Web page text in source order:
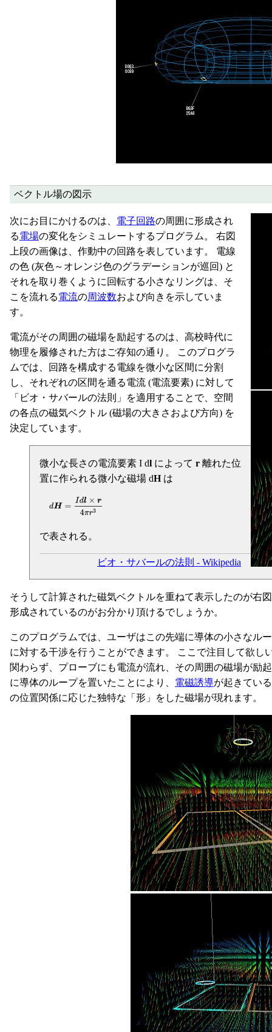
ベクトル場の図示
次にお目にかけるのは、 電子回路の周囲に形成され
る電場の変化をシミュレートするプログラム。 右図
上段の画像は、作動中の回路を表しています。 電線
の色 (灰色～オレンジ色のグラデーションが巡回) と
それを取り巻くように回転する小さなリングは、そ
こを流れる電流の周波数および向きを示していま
す。
電流がその周囲の磁場を励起するのは、高校時代に
物理を履修された方はご存知の通り。 このプログラ
ムでは、回路を構成する電線を微小な区間に分割
し、それぞれの区間を通る電流 (電流要素) に対して
「ビオ・サバールの法則」を適用することで、空間
の各点の磁気ベクトル (磁場の大きさおよび方向) を
決定しています。
微小な長さの電流要素 I dl によって r 離れた位
置に作られる微小な磁場 dHは
で表される。
ビオ・サバールの法則 - Wikipedia
そうして計算された磁気ベクトルを重ねて表示したのが右
形成されているのがお分かり頂けるでしょうか。
このプログラムでは、ユーザはこの先端に導体の小さなル
に対する干渉を行うことができます。 ここで注目して欲
関わらず、プローブにも電流が流れ、その周囲の磁場が励
に導体のループを置いたことにより、 電磁誘導が起きてい
の位置関係に応じた独特な「形」をした磁場が現れます。